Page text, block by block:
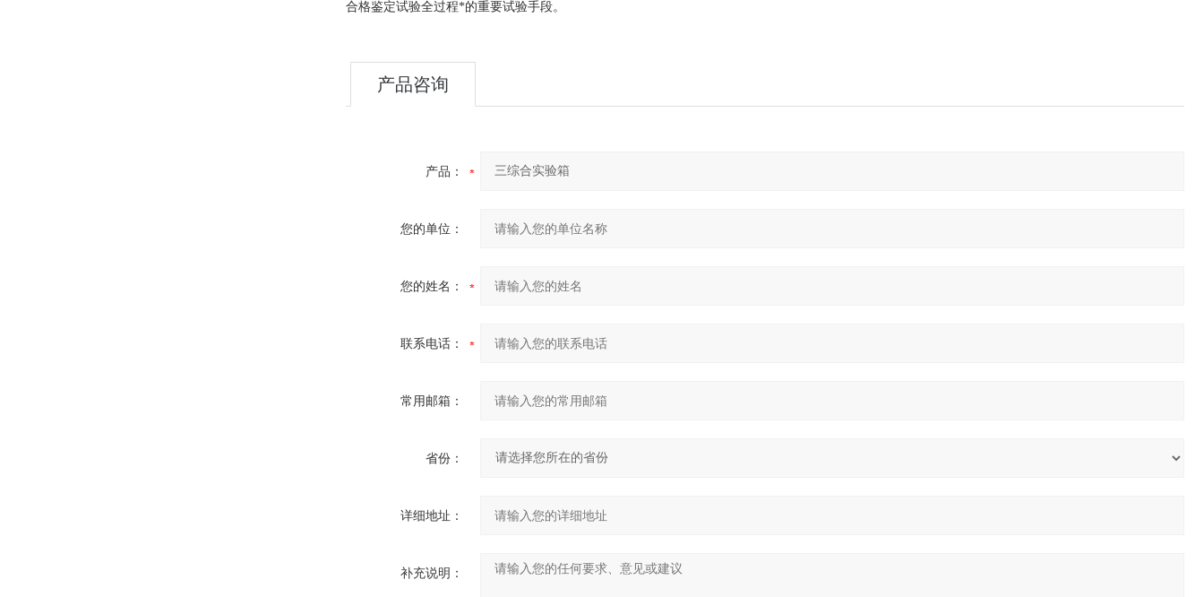
合格鉴定试验全过程*的重要试验手段。
产品咨询
产品：
您的单位：
您的姓名：
联系电话：
常用邮箱：
省份：
详细地址：
补充说明：